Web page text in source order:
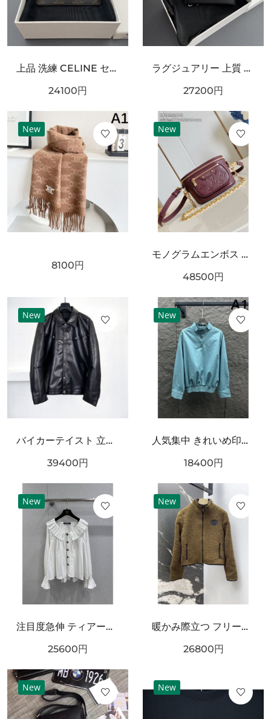
上品 洗練 CELINE セリーヌ コピー カードケース 高級感 エレガント
24100円
ラグジュアリー 上質 CELINE セリーヌ コピー カードケース モダン 端正
27200円
New
8100円
New
モノグラムエンボス ミニショルダーバッグ 人気商品 LOUIS VUITTON ルイヴィトン コピー バッグ チェーン付き コンパクトサイズ
48500円
New
バイカーテイスト 立体フォルム CHROME HEARTS クロムハーツ コピー レザージャケット 人気加速
39400円
New
人気集中 きれいめ印象 CHANEL シャネル コピー 長袖ジャケット 着映えデザイン
18400円
New
注目度急伸 ティアード襟 CHANEL シャネル コピー 長袖ブラウス 軽やかシルエット
25600円
New
暖かみ際立つ フリースブルゾン ブラックトリム BURBERRY バーバリー コピー ボアジャケット ジップポケット
26800円
New New